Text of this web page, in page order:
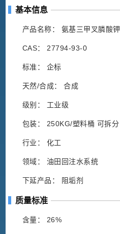
基本信息
产品名称： 氨基三甲叉膦酸钾
CAS： 27794-93-0
标准： 企标
天然/合成： 合成
级别： 工业级
包装： 250KG/塑料桶 可拆分
行业： 化工
领域： 油田回注水系统
下延产品： 阻垢剂
质量标准
含量： 26%